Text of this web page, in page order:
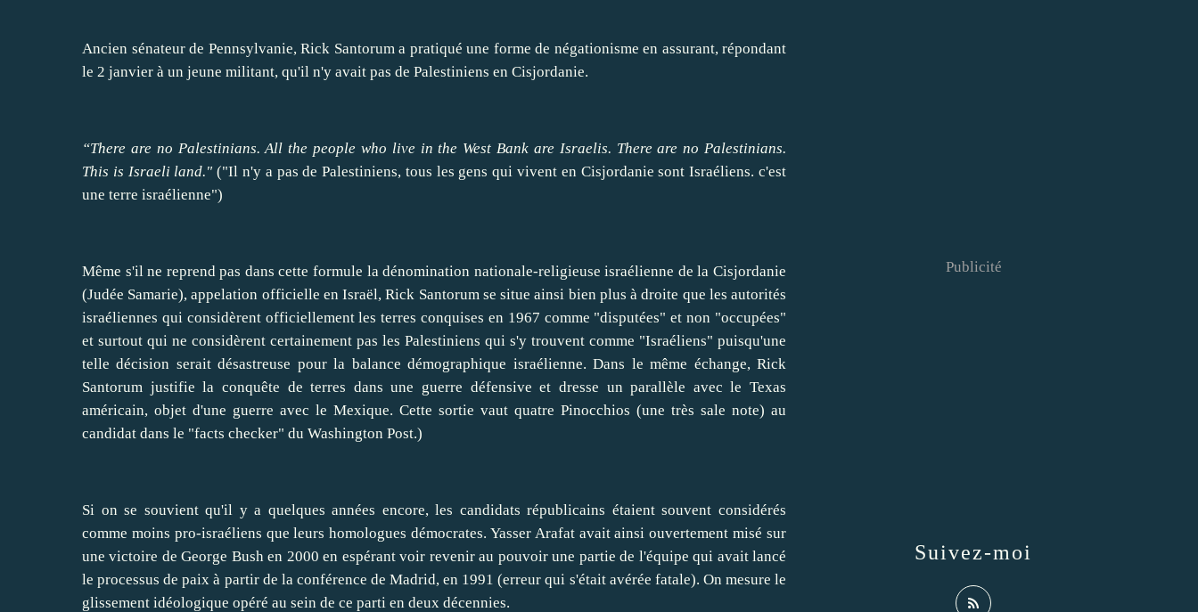
Ancien sénateur de Pennsylvanie, Rick Santorum a pratiqué une forme de négationisme en assurant, répondant
le 2 janvier à un jeune militant, qu'il n'y avait pas de Palestiniens en Cisjordanie.
“There are no Palestinians. All the people who live in the West Bank are Israelis. There are no Palestinians.
This is Israeli land." ("Il n'y a pas de Palestiniens, tous les gens qui vivent en Cisjordanie sont Israéliens. c'est
une terre israélienne")
Même s'il ne reprend pas dans cette formule la dénomination nationale-religieuse israélienne de la Cisjordanie
(Judée Samarie), appelation officielle en Israël, Rick Santorum se situe ainsi bien plus à droite que les autorités
israéliennes qui considèrent officiellement les terres conquises en 1967 comme "disputées" et non "occupées"
et surtout qui ne considèrent certainement pas les Palestiniens qui s'y trouvent comme "Israéliens" puisqu'une
telle décision serait désastreuse pour la balance démographique israélienne. Dans le même échange, Rick
Santorum justifie la conquête de terres dans une guerre défensive et dresse un parallèle avec le Texas
américain, objet d'une guerre avec le Mexique. Cette sortie vaut quatre Pinocchios (une très sale note) au
candidat dans le "facts checker" du Washington Post.)
Si on se souvient qu'il y a quelques années encore, les candidats républicains étaient souvent considérés
comme moins pro-israéliens que leurs homologues démocrates. Yasser Arafat avait ainsi ouvertement misé sur
une victoire de George Bush en 2000 en espérant voir revenir au pouvoir une partie de l'équipe qui avait lancé
le processus de paix à partir de la conférence de Madrid, en 1991 (erreur qui s'était avérée fatale). On mesure le
glissement idéologique opéré au sein de ce parti en deux décennies.
Suivez-moi
Publicité